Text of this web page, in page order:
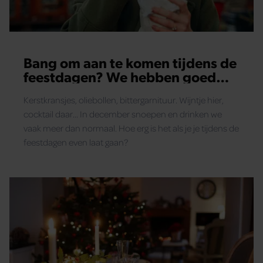
Bang om aan te komen tijdens de
feestdagen? We hebben goed
Kerstkransjes, oliebollen, bittergarnituur. Wijntje hier,
cocktail daar... In december snoepen en drinken we
vaak meer dan normaal. Hoe erg is het als je je tijdens de
feestdagen even laat gaan?